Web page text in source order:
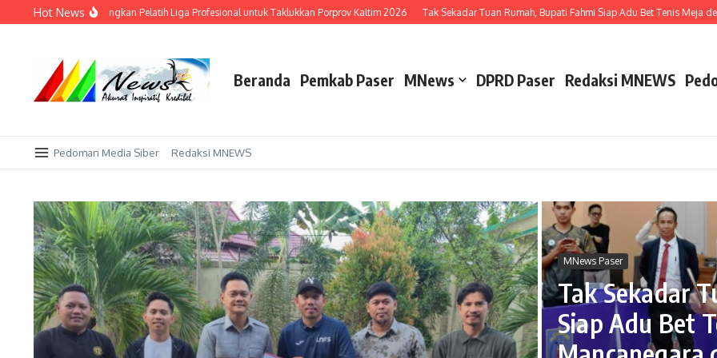
Lewati ke konten
Hot News
AFI Paser Datangkan Pelatih Liga Profesional untuk Taklukkan Porprov Kaltim 2026 Tak Sekadar Tuan Rumah, Bupati Fahmi Siap Adu Bet Tenis Meja
Beranda Pemkab Paser MNews DPRD Paser Redaksi MNEWS
Pedoman Media Siber Redaksi MNEWS
MNews Paser
Tak Sekadar
Siap Adu Bet